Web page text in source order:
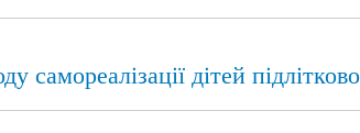
самореалізації дітей